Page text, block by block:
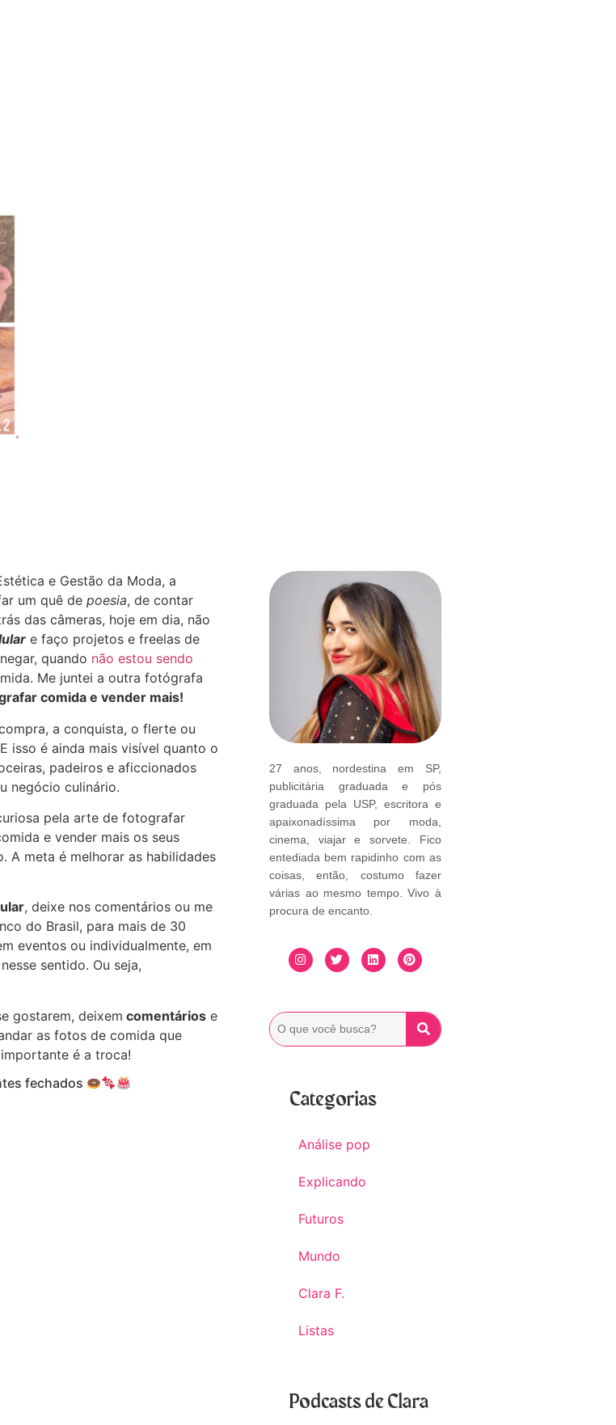
e Gestão da Moda, a
um quê de poesia, de contar
das câmeras, hoje em dia, não
e faço projetos e freelas de
quando não estou sendo
Me juntei a outra fotógrafa
comida e vender mais!
a conquista, o flerte ou
isso é ainda mais visível quanto o
padeiros e aficcionados
negócio culinário.
pela arte de fotografar
e vender mais os seus
A meta é melhorar as habilidades
, deixe nos comentários ou me
do Brasil, para mais de 30
eventos ou individualmente, em
sentido. Ou seja,
gostarem, deixem comentários e
as fotos de comida que
é a troca!
fechados
27 anos, nordestina em SP,
publicitária graduada e pós
graduada pela USP, escritora e
apaixonadíssima por moda,
cinema, viajar e sorvete. Fico
entediada bem rapidinho com as
coisas, então, costumo fazer
várias ao mesmo tempo. Vivo à
procura de encanto.
Categorias
Análise pop
Explicando
Futuros
Mundo
Clara F.
Listas
Podcasts de Clara